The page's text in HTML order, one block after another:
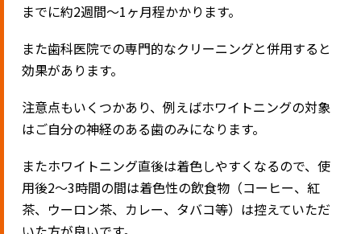
までに約2週間〜1ヶ月程かかります。
また歯科医院での専門的なクリーニングと併用すると
効果があります。
注意点もいくつかあり、例えばホワイトニングの対象
はご自分の神経のある歯のみになります。
またホワイトニング直後は着色しやすくなるので、使
用後2〜3時間の間は着色性の飲食物（コーヒー、紅
茶、ウーロン茶、カレー、タバコ等）は控えていただ